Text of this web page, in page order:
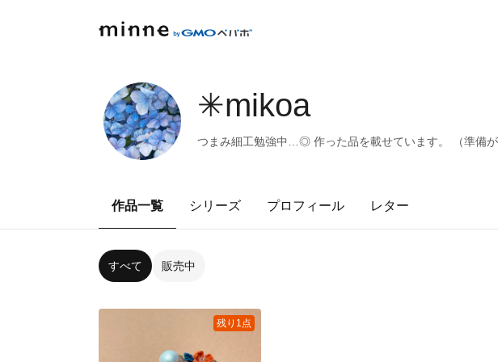
✳︎mikoa
つまみ細工勉強中…◎ 作った品を載せています。 （準備が
作品一覧 シリーズ プロフィール レター
すべて 販売中
残り1点